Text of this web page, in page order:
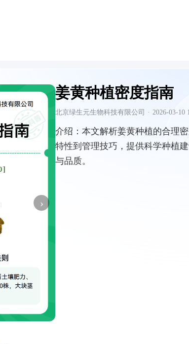
›
姜黄种植密度指南
北京绿生元生物科技有限公司 · 2026-03-10
介绍： 本文解析姜黄种植的合理
特性到管理技巧，提供科学种植
与品质。